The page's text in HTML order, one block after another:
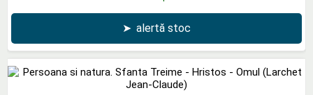
➤ alertă stoc